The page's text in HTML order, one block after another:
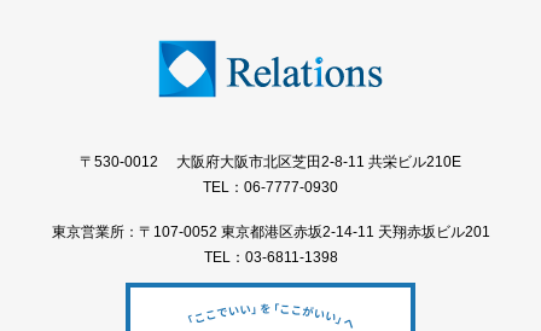
〒530-0012 大阪府大阪市北区芝田2-8-11 共栄ビル210E
TEL：06-7777-0930
東京営業所：〒107-0052 東京都港区赤坂2-14-11 天翔赤坂ビル201
TEL：03-6811-1398